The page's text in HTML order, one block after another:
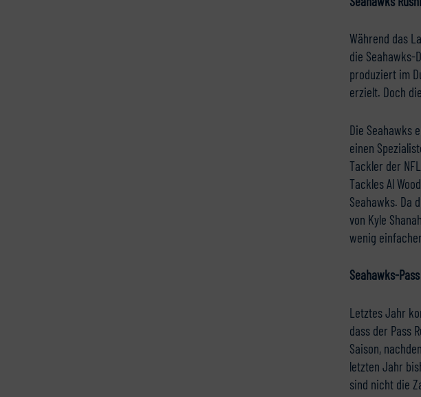
Während das
die Seahawks-
produziert im
erzielt. Doch
Die Seahawks
einen
Tackler der
Tackles Al
Seahawks. Da
von Kyle
wenig
Seahawks-
Letztes Jahr
dass der Pass
Saison,
letzten Jahr
sind nicht die